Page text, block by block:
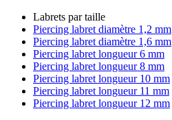
Labrets par taille
Piercing labret diamètre 1,2 mm
Piercing labret diamètre 1,6 mm
Piercing labret longueur 6 mm
Piercing labret longueur 8 mm
Piercing labret longueur 10 mm
Piercing labret longueur 11 mm
Piercing labret longueur 12 mm